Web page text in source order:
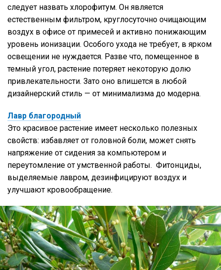
следует назвать хлорофитум. Он является
естественным фильтром, круглосуточно очищающим
воздух в офисе от примесей и активно понижающим
уровень ионизации. Особого ухода не требует, в ярком
освещении не нуждается. Разве что, помещенное в
темный угол, растение потеряет некоторую долю
привлекательности. Зато оно впишется в любой
дизайнерский стиль — от минимализма до модерна.
Лавр благородный
Это красивое растение имеет несколько полезных
свойств: избавляет от головной боли, может снять
напряжение от сидения за компьютером и
переутомление от умственной работы. Фитонциды,
выделяемые лавром, дезинфицируют воздух и
улучшают кровообращение.